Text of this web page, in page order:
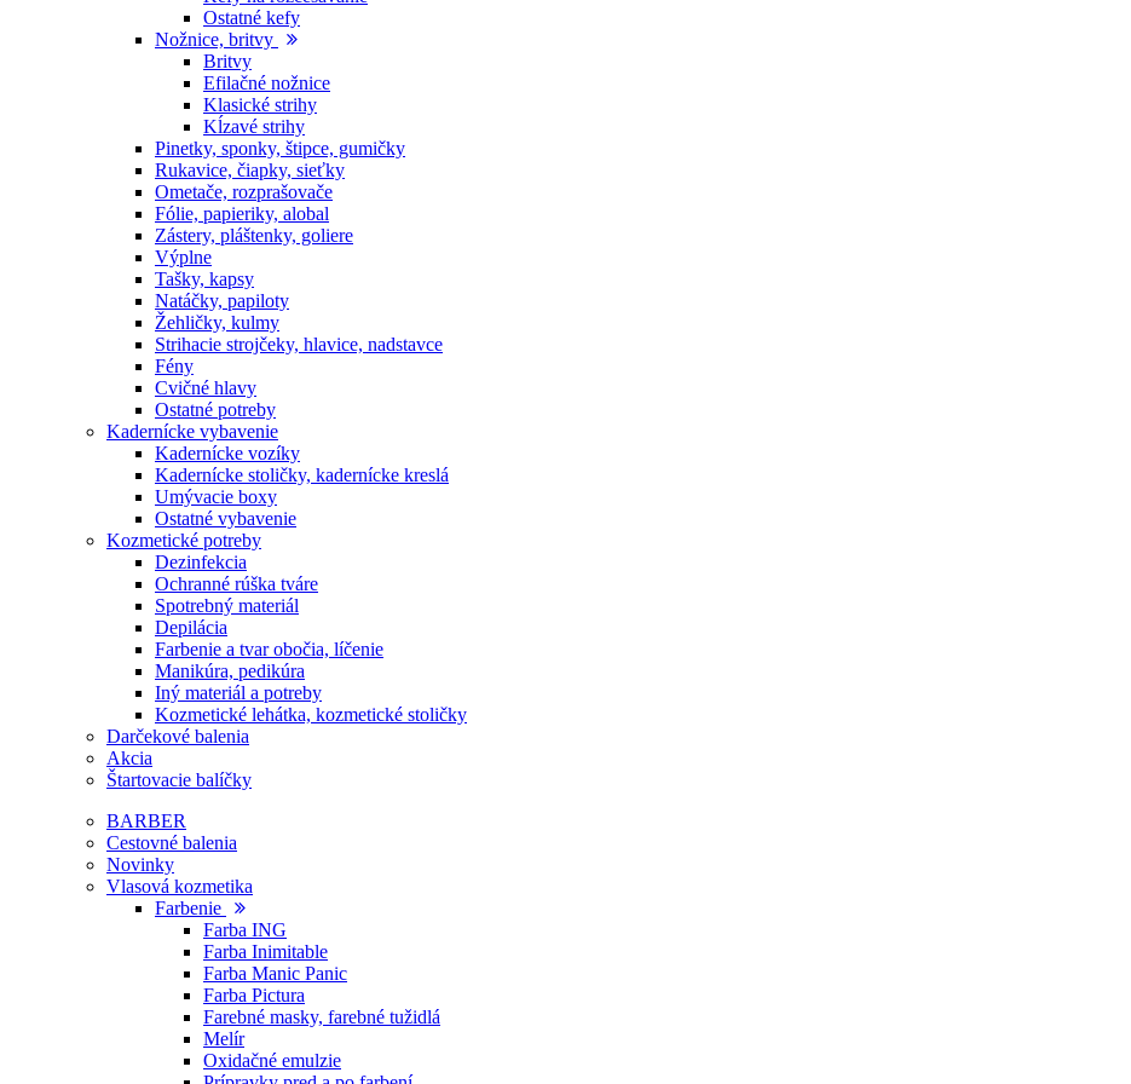
Ostatné kefy
Nožnice, britvy
Britvy
Efilačné nožnice
Klasické strihy
Kĺzavé strihy
Pinetky, sponky, štipce, gumičky
Rukavice, čiapky, sieťky
Ometače, rozprašovače
Fólie, papieriky, alobal
Zástery, pláštenky, goliere
Výplne
Tašky, kapsy
Natáčky, papiloty
Žehličky, kulmy
Strihacie strojčeky, hlavice, nadstavce
Fény
Cvičné hlavy
Ostatné potreby
Kadernícke vybavenie
Kadernícke vozíky
Kadernícke stoličky, kadernícke kreslá
Umývacie boxy
Ostatné vybavenie
Kozmetické potreby
Dezinfekcia
Ochranné rúška tváre
Spotrebný materiál
Depilácia
Farbenie a tvar obočia, líčenie
Manikúra, pedikúra
Iný materiál a potreby
Kozmetické lehátka, kozmetické stoličky
Darčekové balenia
Akcia
Štartovacie balíčky
BARBER
Cestovné balenia
Novinky
Vlasová kozmetika
Farbenie
Farba ING
Farba Inimitable
Farba Manic Panic
Farba Pictura
Farebné masky, farebné tužidlá
Melír
Oxidačné emulzie